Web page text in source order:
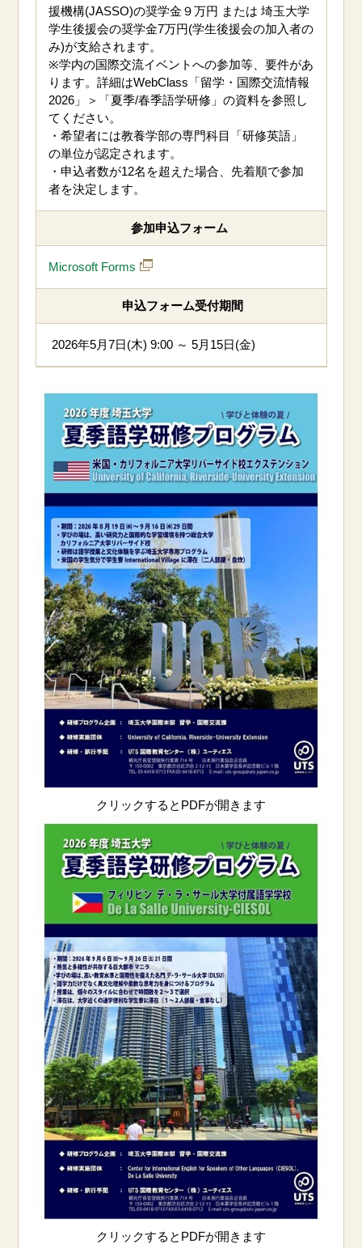
援機構(JASSO)の奨学金９万円 または 埼玉大学
学生後援会の奨学金7万円(学生後援会の加入者の
み)が支給されます。
※学内の国際交流イベントへの参加等、要件があ
ります。詳細はWebClass「留学・国際交流情報
2026」
＞「夏季/春季語学研修」 の資料を参照し
てください。
・希望者には教養学部の専門科目「研修英語」
の単位が認定されます。
・申込者数が12名を超えた場合、 先着順で参加
者を決定します。
参加申込フォーム
Microsoft Forms
申込フォーム受付期間
2026年5月7日(木) 9:00 ～ 5月15日(金)
クリックするとPDFが開きます
クリックするとPDFが開きます